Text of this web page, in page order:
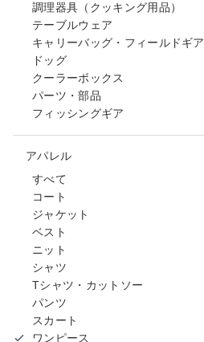
調理器具（クッキング用品）
テーブルウェア
キャリーバッグ・フィールドギア
ドッグ
クーラーボックス
パーツ・部品
フィッシングギア
アパレル
すべて
コート
ジャケット
ベスト
ニット
シャツ
Tシャツ・カットソー
パンツ
スカート
ワンピース